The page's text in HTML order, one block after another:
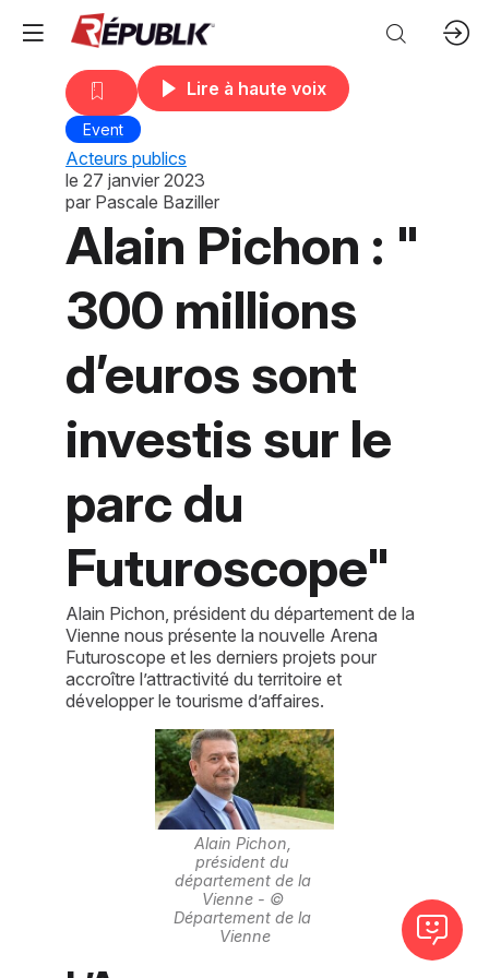
Lire à haute voix
Event
Acteurs publics
le 27 janvier 2023
par Pascale Baziller
Alain Pichon : "
300 millions
d’euros sont
investis sur le
parc du
Futuroscope"
Alain Pichon, président du département de la
Vienne nous présente la nouvelle Arena
Futuroscope et les derniers projets pour
accroître l’attractivité du territoire et
développer le tourisme d’affaires.
Alain Pichon,
président du
département de la
Vienne - ©
Département de la
Vienne